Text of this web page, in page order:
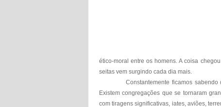
ético-moral entre os homens. A coisa
seitas vem surgindo cada dia mais.
Constantemente ficamos
Existem congregações que se tornaram
com tiragens significativas, iates, aviões,